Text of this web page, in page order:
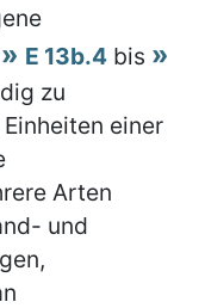
E 13b.4 bis
zu
einer
Arten
und